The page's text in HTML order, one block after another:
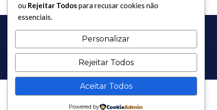
Copyright 2017 - 2026 / Todos os direitos reservados.
ou Rejeitar Todospara recusar cookies não
essenciais.
Personalizar
Rejeitar Todos
Aceitar Todos
Powered by